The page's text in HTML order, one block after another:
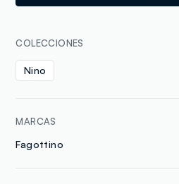
COLECCIONES
Nino
MARCAS
Fagottino